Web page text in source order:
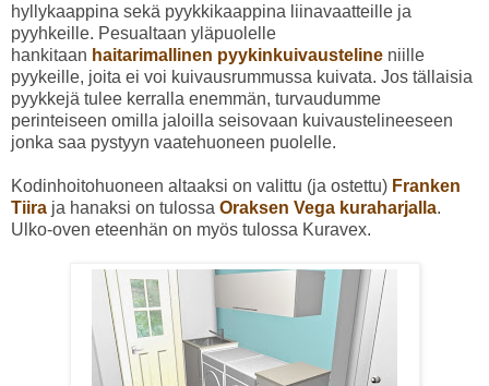
hyllykaappina sekä pyykkikaappina liinavaatteille ja
pyyhkeille. Pesualtaan yläpuolelle
hankitaan haitarimallinen pyykinkuivausteline niille
pyykeille, joita ei voi kuivausrummussa kuivata. Jos tällaisia
pyykkejä tulee kerralla enemmän, turvaudumme
perinteiseen omilla jaloilla seisovaan kuivaustelineeseen
jonka saa pystyyn vaatehuoneen puolelle.
Kodinhoitohuoneen altaaksi on valittu (ja ostettu) Franken
Tiira ja hanaksi on tulossa Oraksen Vega kuraharjalla.
Ulko-oven eteenhän on myös tulossa Kuravex.